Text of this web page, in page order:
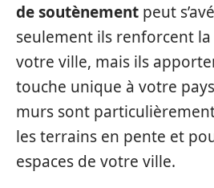
de soutènement peut
seulement ils renforcent
votre ville, mais ils
touche unique à votre
murs sont
les terrains en pente et
espaces de votre ville.